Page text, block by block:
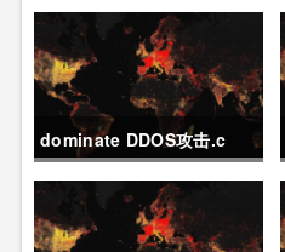
dominate DDOS攻击.c